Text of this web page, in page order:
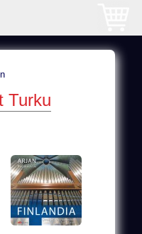
Turku